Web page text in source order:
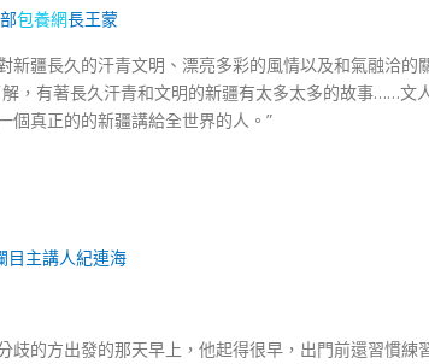
包養網長王蒙
疆長久的汗青文明、漂亮多彩的風情以及和氣融洽的
，有著長久汗青和文明的新疆有太多太多的故事……文
個真正的的新疆講給全世界的人。”
目主講人紀連海
的方出發的那天早上，他起得很早，出門前還習慣練